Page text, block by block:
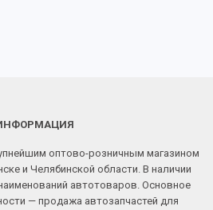
оптово-розничным магазином
и Челябинской области. В наличии
автотоваров. Основное
— продажа автозапчастей для